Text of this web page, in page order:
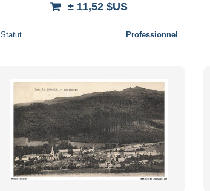
± 11,52 $US
Statut Professionnel